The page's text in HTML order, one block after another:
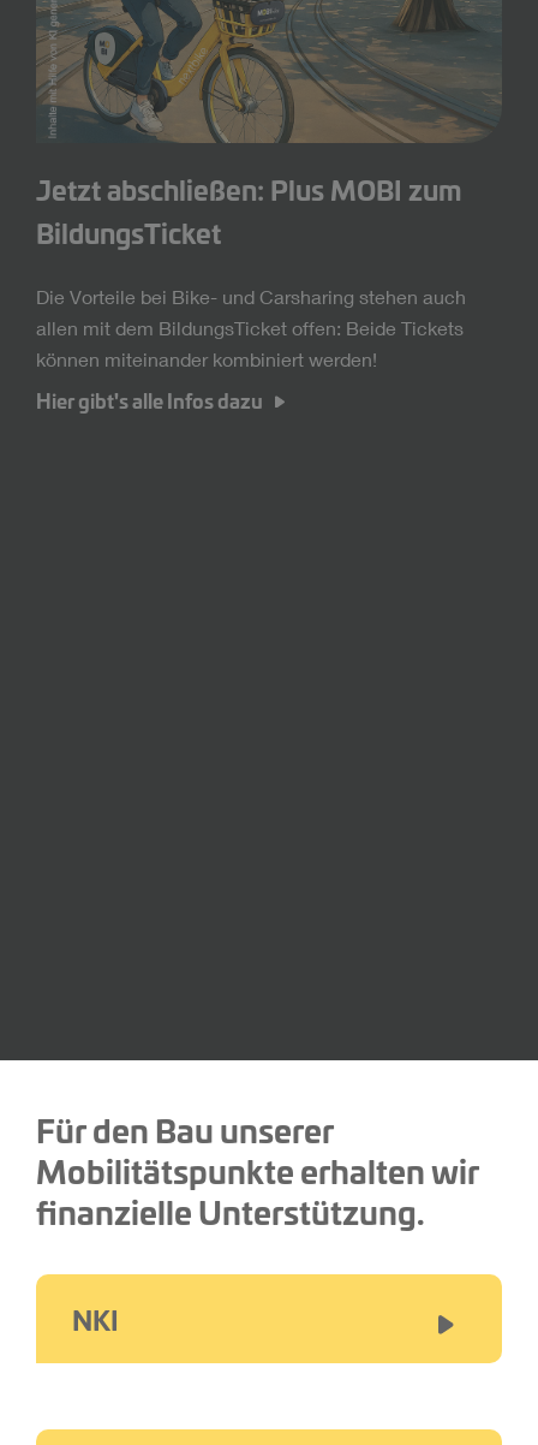
Jetzt abschließen: Plus MOBI zum
BildungsTicket
Die Vorteile bei Bike- und Carsharing stehen auch
allen mit dem BildungsTicket offen: Beide Tickets
können miteinander kombiniert werden!
Hier gibt's alle Infos dazu
Für den Bau unserer
Mobilitätspunkte erhalten wir
finanzielle Unterstützung.
NKI